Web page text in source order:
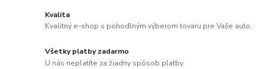
Kvalita
Kvalitný e-shop s pohodlným výberom tovaru pre Vaše auto.
Všetky platby zadarmo
U nás neplatíte za žiadny spôsob platby.